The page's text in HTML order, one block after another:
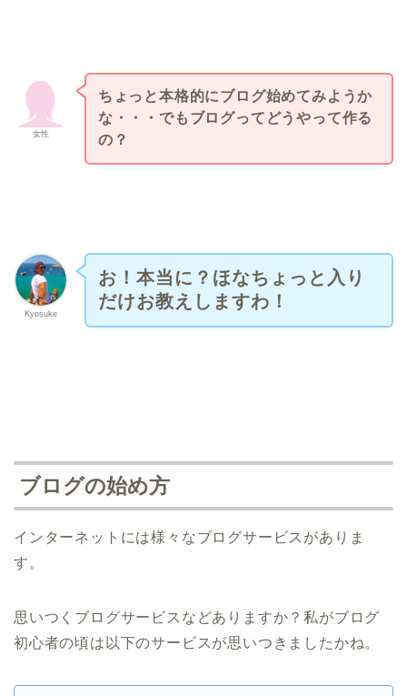
女性
ちょっと本格的にブログ始めてみようか
な・・・でもブログってどうやって作る
の？
Kyosuke
お！本当に？ほなちょっと入り
だけお教えしますわ！
ブログの始め方
インターネットには様々なブログサービスがありま
す。
思いつくブログサービスなどありますか？私がブログ
初心者の頃は以下のサービスが思いつきましたかね。